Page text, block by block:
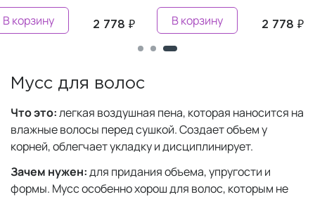
2 778 ₽
В корзину 2 778 ₽
В корзину
Мусс для волос
Что это:легкая воздушная пена, которая наносится на
влажные волосы перед сушкой. Создает объем у
корней, облегчает укладку и дисциплинирует.
Зачем нужен:для придания объема, упругости и
формы. Мусс особенно хорош для волос, которым не